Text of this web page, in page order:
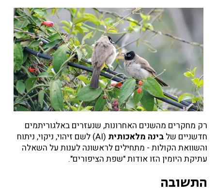
רק מחקרים מהשנים האחרונות, שנעזרים באלגוריתמים
חדשניים של בינה מלאכותית
(AI) לשם זיהוי, ניקוי, ניתוח
והשוואת הקולות - מתחילים לראשונה לענות על השאלה
עתיקת היומין הזו אודות "שפת הציפורים".
התשובה